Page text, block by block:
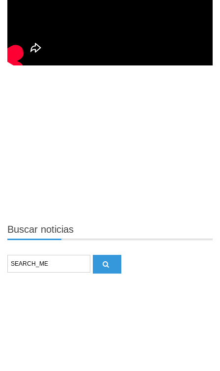
Buscar noticias